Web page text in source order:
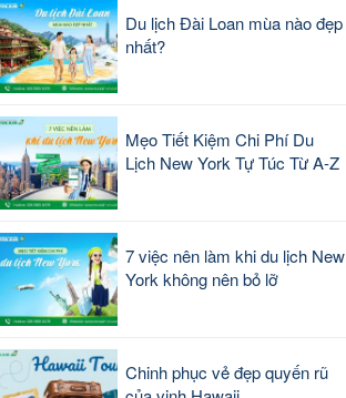
Du lịch Đài Loan mùa nào đẹp
nhất?
Mẹo Tiết Kiệm Chi Phí Du
Lịch New York Tự Túc Từ A-Z
7 việc nên làm khi du lịch New
York không nên bỏ lỡ
Chinh phục vẻ đẹp quyến rũ